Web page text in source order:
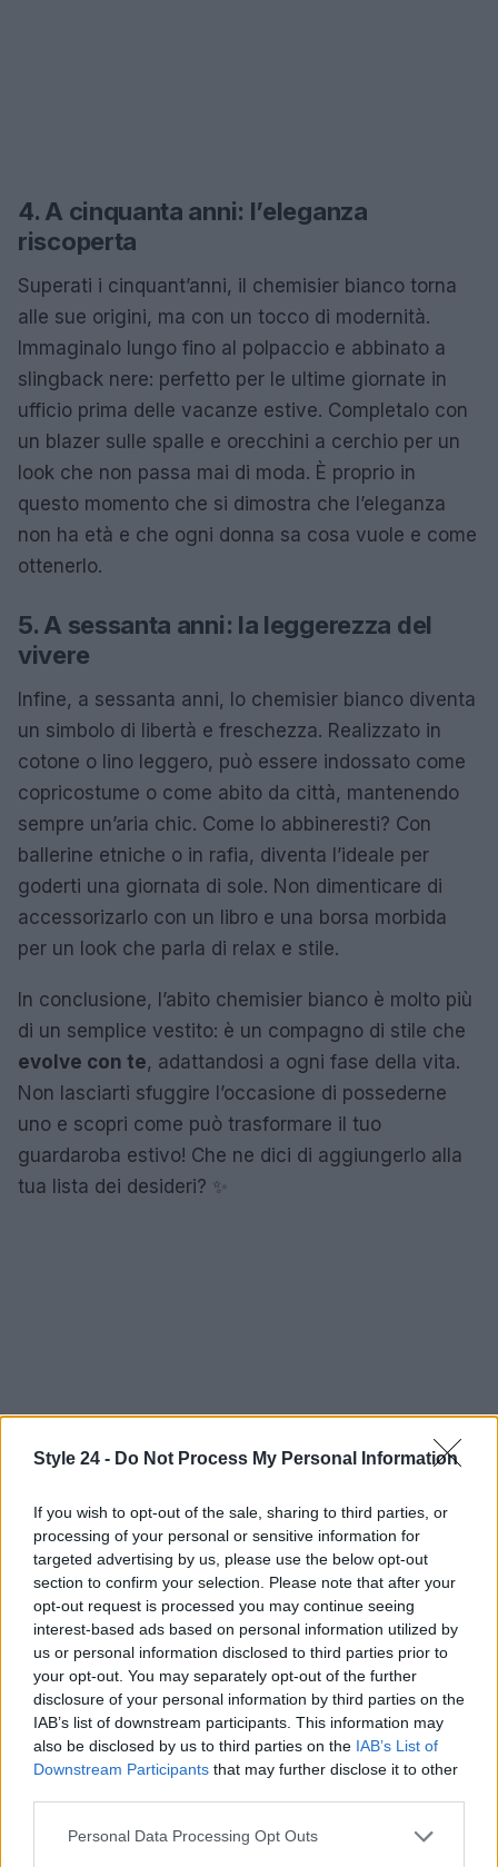
Style 24 - Do Not Process My Personal Information
If you wish to opt-out of the sale, sharing to third parties, or
processing of your personal or sensitive information for
targeted advertising by us, please use the below opt-out
section to confirm your selection. Please note that after your
opt-out request is processed you may continue seeing
interest-based ads based on personal information utilized by
us or personal information disclosed to third parties prior to
your opt-out. You may separately opt-out of the further
disclosure of your personal information by third parties on the
IAB’s list of downstream participants. This information may
also be disclosed by us to third parties on the IAB’s List of
Downstream Participants that may further disclose it to other
Please note that this website/app uses one or more Google
Personal Data Processing Opt Outs
4. A cinquanta anni: l’eleganza
riscoperta
Superati i cinquant’anni, il chemisier bianco torna
alle sue origini, ma con un tocco di modernità.
Immaginalo lungo fino al polpaccio e abbinato a
slingback nere: perfetto per le ultime giornate in
ufficio prima delle vacanze estive. Completalo con
un blazer sulle spalle e orecchini a cerchio per un
look che non passa mai di moda. È proprio in
questo momento che si dimostra che l’eleganza
non ha età e che ogni donna sa cosa vuole e come
ottenerlo.
5. A sessanta anni: la leggerezza del
vivere
Infine, a sessanta anni, lo chemisier bianco diventa
un simbolo di libertà e freschezza. Realizzato in
cotone o lino leggero, può essere indossato come
copricostume o come abito da città, mantenendo
sempre un’aria chic. Come lo abbineresti? Con
ballerine etniche o in rafia, diventa l’ideale per
goderti una giornata di sole. Non dimenticare di
accessorizarlo con un libro e una borsa morbida
per un look che parla di relax e stile.
In conclusione, l’abito chemisier bianco è molto più
di un semplice vestito: è un compagno di stile che
evolve con te, adattandosi a ogni fase della vita.
Non lasciarti sfuggire l’occasione di possederne
uno e scopri come può trasformare il tuo
guardaroba estivo! Che ne dici di aggiungerlo alla
tua lista dei desideri? ✨
AUTORE
Staff